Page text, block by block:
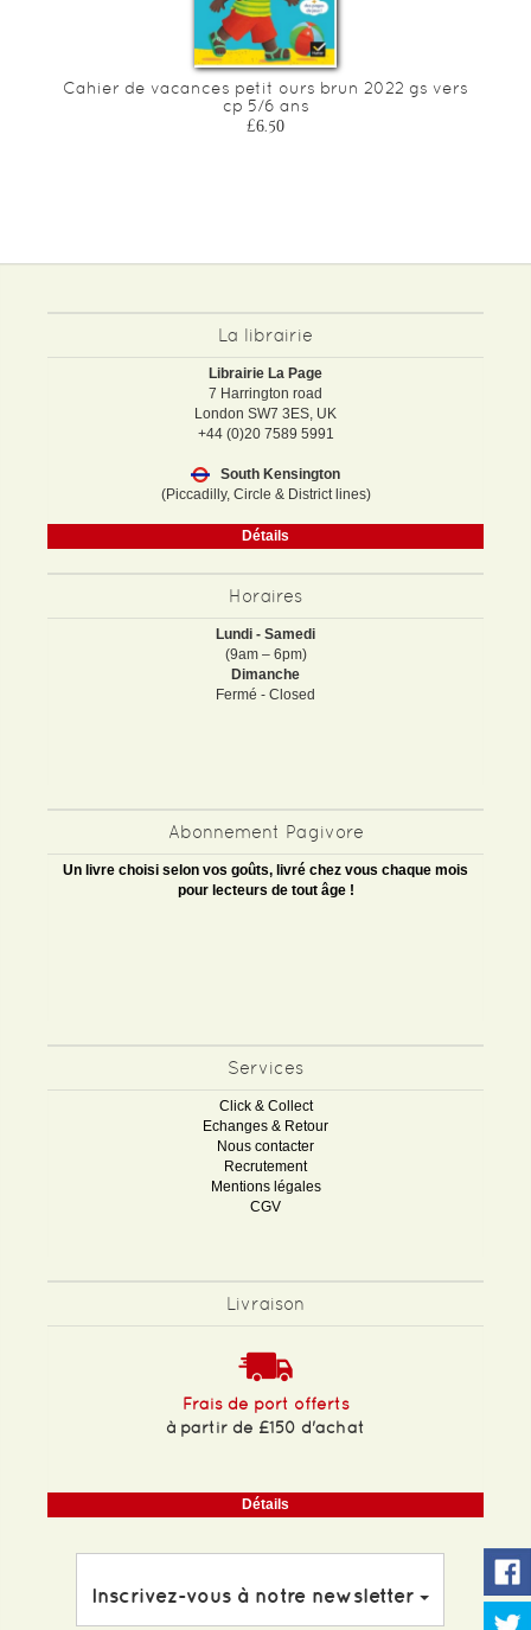
Cahier de vacances petit ours brun 2022 gs vers
cp 5/6 ans
£6.50
La librairie
Librairie La Page
7 Harrington road
London SW7 3ES, UK
+44 (0)20 7589 5991
South Kensington
(Piccadilly, Circle & District lines)
Détails
Horaires
Lundi - Samedi
(9am – 6pm)
Dimanche
Fermé - Closed
Abonnement Pagivore
Un livre choisi selon vos goûts, livré chez vous chaque mois
pour lecteurs de tout âge !
Services
Click & Collect
Echanges & Retour
Nous contacter
Recrutement
Mentions légales
CGV
Livraison
Frais de port offerts
à partir de £150 d'achat
Détails
Inscrivez-vous à notre newsletter